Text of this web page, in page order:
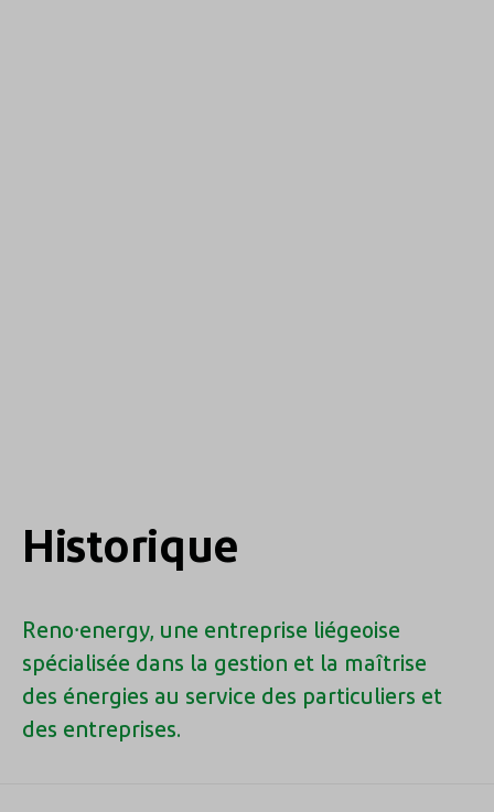
Historique
Reno⸱energy, une entreprise liégeoise
spécialisée dans la gestion et la maîtrise
des énergies au service des particuliers et
des entreprises.